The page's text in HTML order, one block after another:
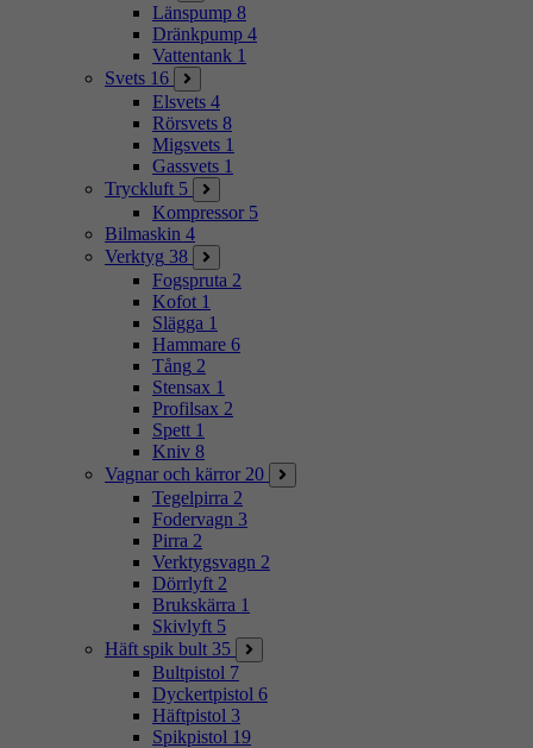
Länspump 8
Dränkpump 4
Vattentank 1
Svets 16
Elsvets 4
Rörsvets 8
Migsvets 1
Gassvets 1
Tryckluft 5
Kompressor 5
Bilmaskin 4
Verktyg 38
Fogspruta 2
Kofot 1
Slägga 1
Hammare 6
Tång 2
Stensax 1
Profilsax 2
Spett 1
Kniv 8
Vagnar och kärror 20
Tegelpirra 2
Fodervagn 3
Pirra 2
Verktygsvagn 2
Dörrlyft 2
Brukskärra 1
Skivlyft 5
Häft spik bult 35
Bultpistol 7
Dyckertpistol 6
Häftpistol 3
Spikpistol 19